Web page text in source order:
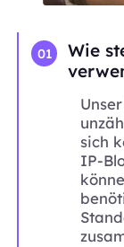
01
Wie
sich
IP-